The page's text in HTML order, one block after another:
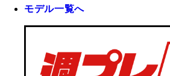
モデル一覧へ